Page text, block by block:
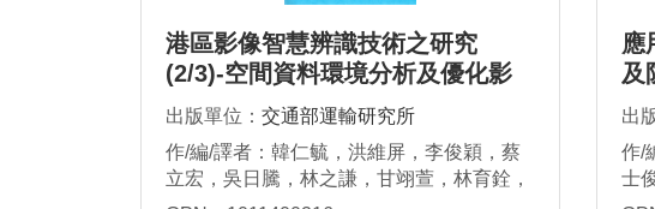
港區影像智慧辨識技術之研究
(2/3)-空間資料環境分析及優化影
像檢監測應用技術
出版單位： 交通部運輸研究所
作/編/譯者：韓仁毓，洪維屏，李俊穎，蔡
立宏，吳日騰，林之謙，甘翊萱，林育銓，
應
及
波
出
作/
士